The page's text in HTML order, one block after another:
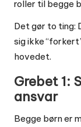
roller til begge
Det gør to ting:
sig ikke
hovedet.
Grebet 1:
ansvar
Begge børn er